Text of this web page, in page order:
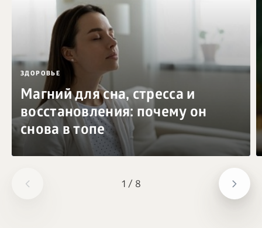
1 / 8
ЗДОРОВЬЕ
Магний для сна, стресса и
восстановления: почему он
снова в топе